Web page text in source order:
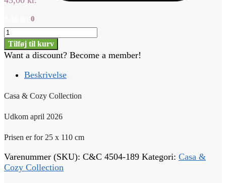
0
Casa
&
Cozy
4504-
antal
Tilføj til kurv
Want a discount? Become a member!
Beskrivelse
Casa & Cozy Collection
Udkom april 2026
Prisen er for 25 x 110 cm
Varenummer (SKU): C&C 4504-189 Kategori: Casa &
Cozy Collection